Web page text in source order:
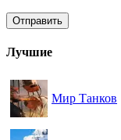
Лучшие
Мир Танков